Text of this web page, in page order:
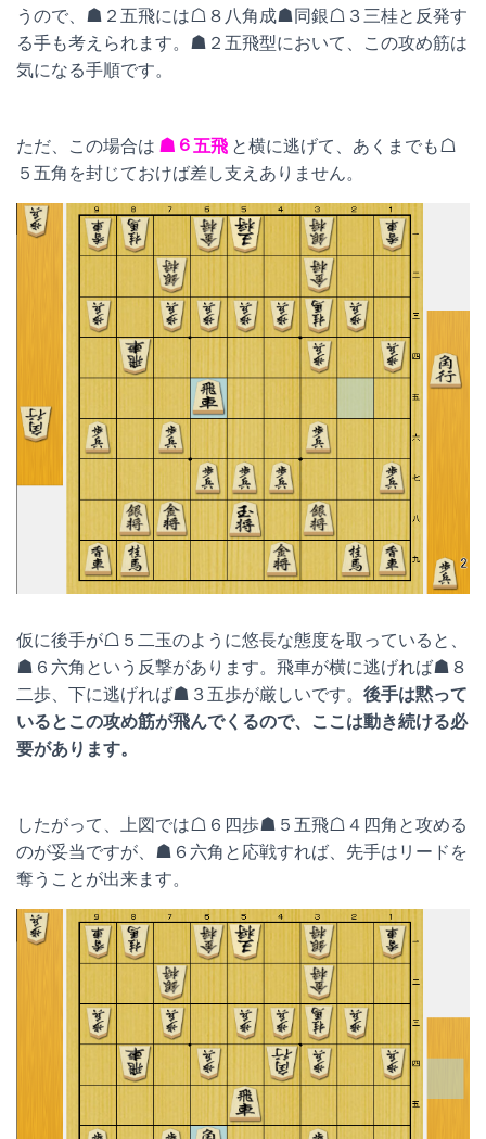
うので、☗２五飛には☖８八角成☗同銀☖３三桂と反発す
る手も考えられます。☗２五飛型において、この攻め筋は
気になる手順です。
ただ、この場合は ☗６五飛 と横に逃げて、あくまでも☖
５五角を封じておけば差し支えありません。
仮に後手が☖５二玉のように悠長な態度を取っていると、
☗６六角という反撃があります。飛車が横に逃げれば☗８
二歩、下に逃げれば☗３五歩が厳しいです。 後手は黙って
いるとこの攻め筋が飛んでくるので、ここは動き続ける必
要があります。
したがって、上図では☖６四歩☗５五飛☖４四角と攻める
のが妥当ですが、☗６六角と応戦すれば、先手はリードを
奪うことが出来ます。